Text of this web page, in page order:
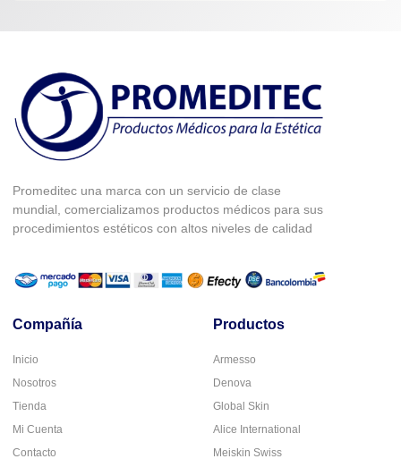
Promeditec una marca con un servicio de clase
mundial, comercializamos productos médicos para sus
procedimientos estéticos con altos niveles de calidad
Compañía
Inicio
Nosotros
Tienda
Mi Cuenta
Contacto
Productos
Armesso
Denova
Global Skin
Alice International
Meiskin Swiss